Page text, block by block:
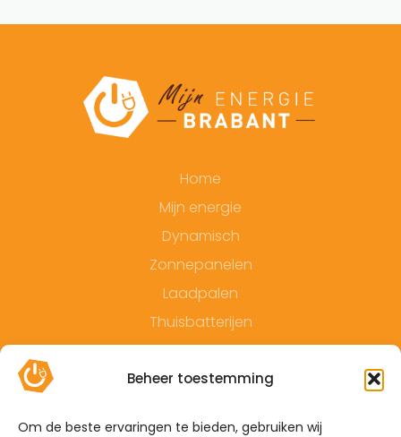
Beheer toestemming
Om de beste ervaringen te bieden, gebruiken wij
Home
Mijn energie
Dynamisch
Zonnepanelen
Laadpalen
Thuisbatterijen
Contact
Algemene voorwaarden